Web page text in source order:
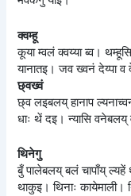
क्वम्हू
कूया म्वलं क्वय्या ब्व।
यानातइ। जव ख्वनं देय्पा व
छ्वख्वं
छ्व लइबलय् हानाप
धाः थें दइ। न्यासि
थिनेगु
बुँ पालेबलय् बलं चापाँय्
थाकुइ। थिनाः